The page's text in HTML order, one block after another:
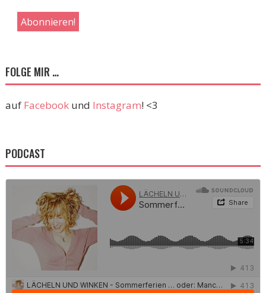
FOLGE MIR …
auf Facebookund Instagram! <3
PODCAST